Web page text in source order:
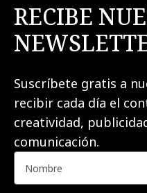
RECIBE
Suscríbete gratis a
recibir cada día el
creatividad,
comunicación.